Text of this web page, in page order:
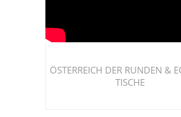
ÖSTERREICH DER RUNDEN &
TISCHE